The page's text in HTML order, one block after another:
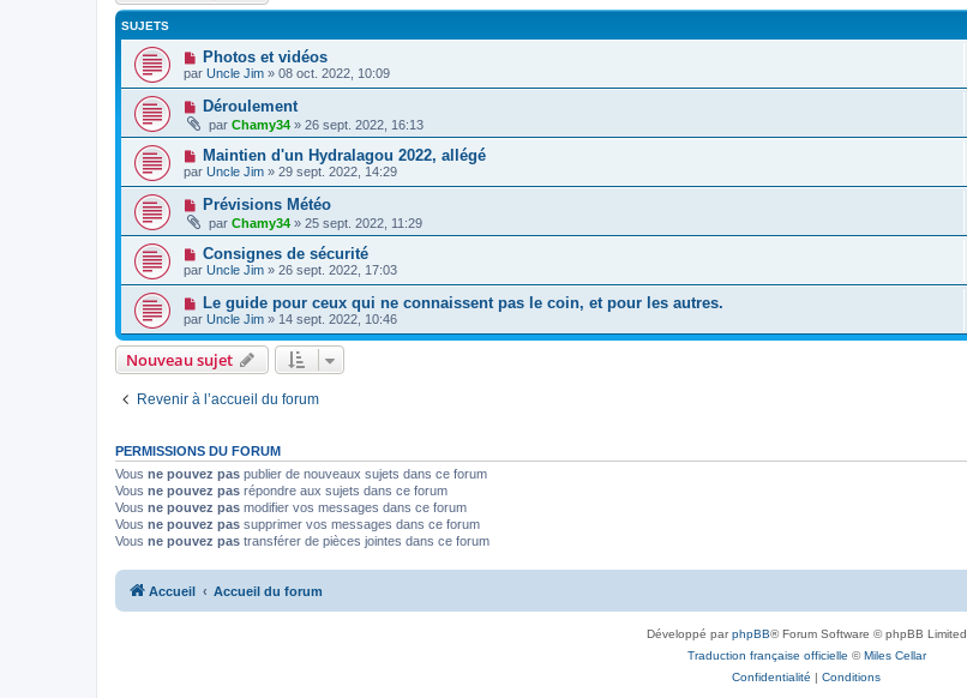
SUJETS
Photos et vidéos
par Uncle Jim » 08 oct. 2022, 10:09
Déroulement
par Chamy34 » 26 sept. 2022, 16:13
Maintien d'un Hydralagou 2022, allégé
par Uncle Jim » 29 sept. 2022, 14:29
Prévisions Météo
par Chamy34 » 25 sept. 2022, 11:29
Consignes de sécurité
par Uncle Jim » 26 sept. 2022, 17:03
Le guide pour ceux qui ne connaissent pas le coin, et pour les autres.
par Uncle Jim » 14 sept. 2022, 10:46
Nouveau sujet
Revenir à l’accueil du forum
PERMISSIONS DU FORUM
Vous ne pouvez pas publier de nouveaux sujets dans ce forum
Vous ne pouvez pas répondre aux sujets dans ce forum
Vous ne pouvez pas modifier vos messages dans ce forum
Vous ne pouvez pas supprimer vos messages dans ce forum
Vous ne pouvez pas transférer de pièces jointes dans ce forum
Accueil Accueil du forum
Développé parphpBB® Forum Software © phpBB Limited
Traduction française officielle ©Miles Cellar
Confidentialité | Conditions